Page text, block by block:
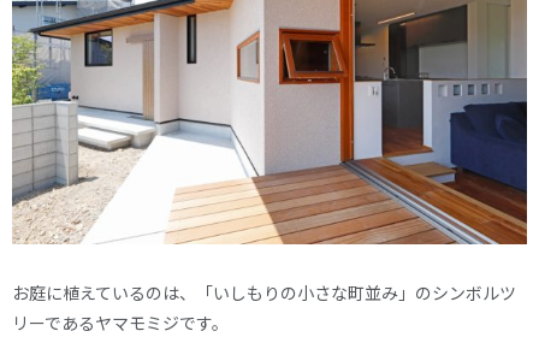
お庭に植えているのは、「いしもりの小さな町並み」のシンボルツ
リーであるヤマモミジです。